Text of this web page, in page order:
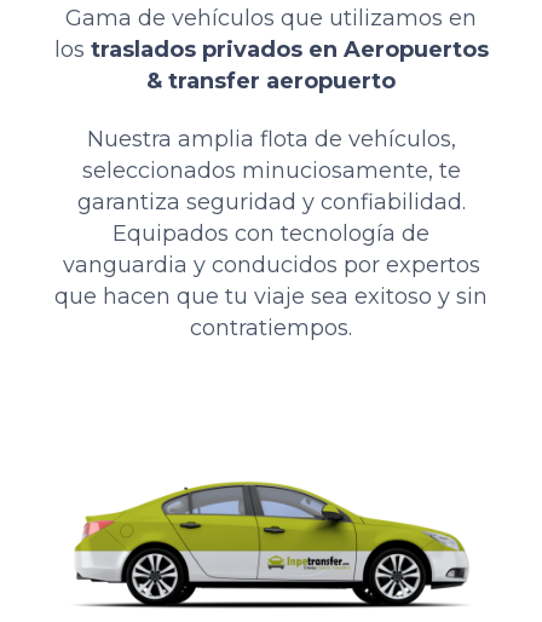
Gama de vehículos que utilizamos en
los traslados privados en Aeropuertos
& transfer aeropuerto
Nuestra amplia flota de vehículos,
seleccionados minuciosamente, te
garantiza seguridad y confiabilidad.
Equipados con tecnología de
vanguardia y conducidos por expertos
que hacen que tu viaje sea exitoso y sin
contratiempos.